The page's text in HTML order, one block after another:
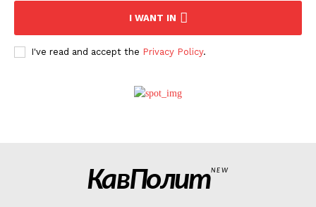
I WANT IN
I've read and accept the Privacy Policy.
КавПолитNEW